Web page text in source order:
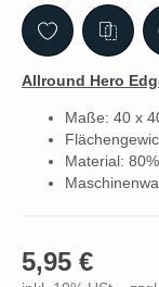
Allround Hero
Maße: 40 x
Material:
5,95 €